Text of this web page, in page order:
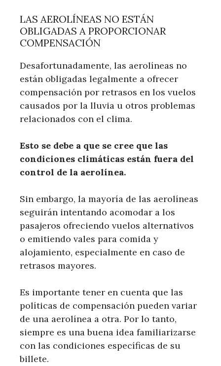
LAS AEROLÍNEAS NO ESTÁN
OBLIGADAS A PROPORCIONAR
COMPENSACIÓN
Desafortunadamente, las aerolíneas no
están obligadas legalmente a ofrecer
compensación por retrasos en los vuelos
causados ​​por la lluvia u otros problemas
relacionados con el clima.
Esto se debe a que se cree que las
condiciones climáticas están fuera del
control de la aerolínea.
Sin embargo, la mayoría de las aerolíneas
seguirán intentando acomodar a los
pasajeros ofreciendo vuelos alternativos
o emitiendo vales para comida y
alojamiento, especialmente en caso de
retrasos mayores.
Es importante tener en cuenta que las
políticas de compensación pueden variar
de una aerolínea a otra. Por lo tanto,
siempre es una buena idea familiarizarse
con las condiciones específicas de su
billete.